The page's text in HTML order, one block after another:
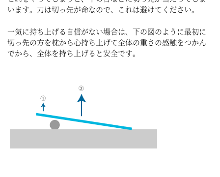
います。刀は切っ先が命なので、これは避けてください。
一気に持ち上げる自信がない場合は、下の図のように最初に
切っ先の方を枕から心持ち上げて全体の重さの感触をつかん
でから、全体を持ち上げると安全です。